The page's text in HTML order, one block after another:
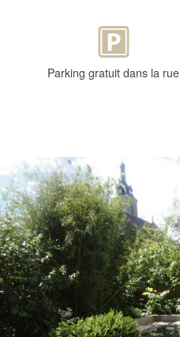
Parking gratuit dans la rue